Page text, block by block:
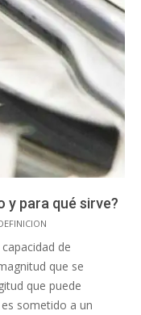
y para qué sirve?
de
que se
que puede
sometido a un